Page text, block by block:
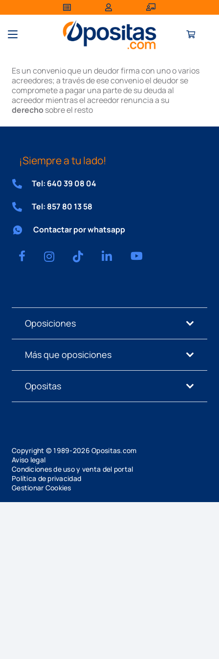
Es un convenio que un deudor firma con uno o varios
acreedores; a través de ese convenio el deudor se
compromete a pagar una parte de su deuda al
acreedor mientras el acreedor renuncia a su
derechosobre el resto
¡Siempre a tu lado!
Tel: 640 39 08 04
Tel: 857 80 13 58
Contactar por whatsapp
Oposiciones
Más que oposiciones
Opositas
Copyright © 1989-2026 Opositas.com
Aviso legal
Condiciones de uso y venta del portal
Política de privacidad
Gestionar Cookies